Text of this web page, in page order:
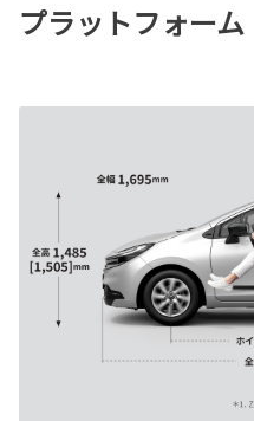
プラットフォーム